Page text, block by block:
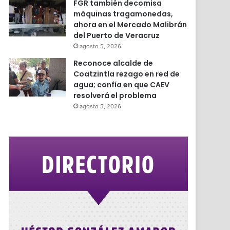
FGR también decomisa
máquinas tragamonedas,
ahora en el Mercado Malibrán
del Puerto de Veracruz
agosto 5, 2026
Reconoce alcalde de
Coatzintla rezago en red de
agua; confía en que CAEV
resolverá el problema
agosto 5, 2026